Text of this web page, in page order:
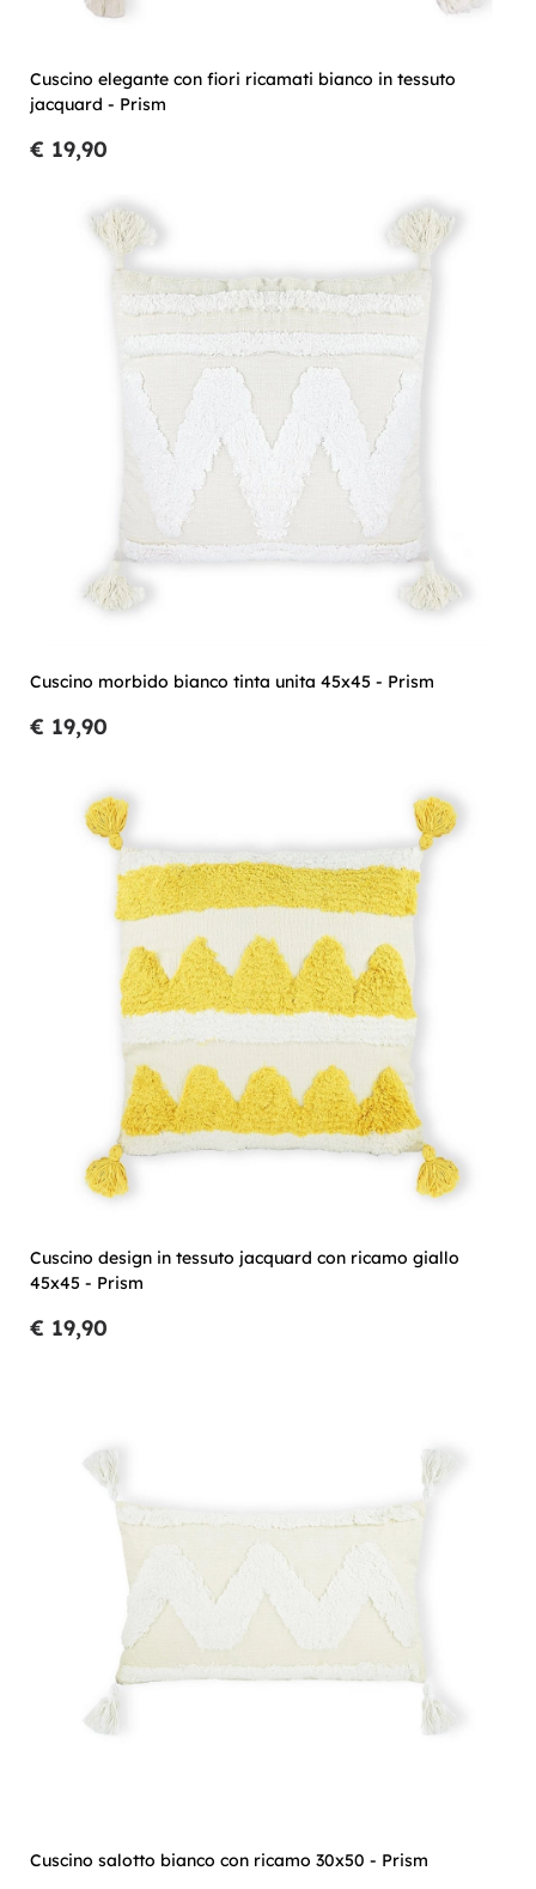
Cuscino elegante con fiori ricamati bianco in tessuto
jacquard - Prism
€ 19,90
Cuscino morbido bianco tinta unita 45x45 - Prism
€ 19,90
Cuscino design in tessuto jacquard con ricamo giallo
45x45 - Prism
€ 19,90
Cuscino salotto bianco con ricamo 30x50 - Prism